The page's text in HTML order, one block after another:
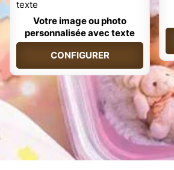
Votre image ou photo
personnalisée avec texte
CONFIGURER